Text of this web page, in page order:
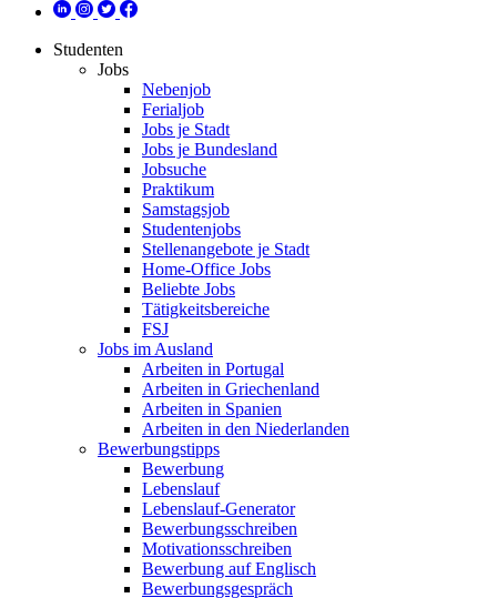
Studenten
Jobs
Nebenjob
Ferialjob
Jobs je Stadt
Jobs je Bundesland
Jobsuche
Praktikum
Samstagsjob
Studentenjobs
Stellenangebote je Stadt
Home-Office Jobs
Beliebte Jobs
Tätigkeitsbereiche
FSJ
Jobs im Ausland
Arbeiten in Portugal
Arbeiten in Griechenland
Arbeiten in Spanien
Arbeiten in den Niederlanden
Bewerbungstipps
Bewerbung
Lebenslauf
Lebenslauf-Generator
Bewerbungsschreiben
Motivationsschreiben
Bewerbung auf Englisch
Bewerbungsgespräch